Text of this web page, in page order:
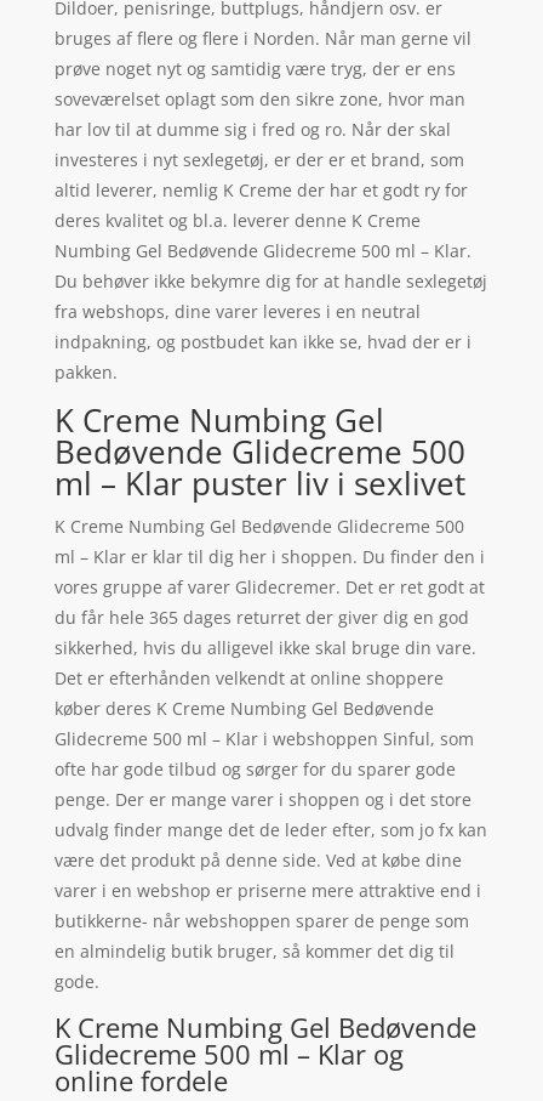
Dildoer, penisringe, buttplugs, håndjern osv. er
bruges af flere og flere i Norden. Når man gerne vil
prøve noget nyt og samtidig være tryg, der er ens
soveværelset oplagt som den sikre zone, hvor man
har lov til at dumme sig i fred og ro. Når der skal
investeres i nyt sexlegetøj, er der er et brand, som
altid leverer, nemlig K Creme der har et godt ry for
deres kvalitet og bl.a. leverer denne K Creme
Numbing Gel Bedøvende Glidecreme 500 ml – Klar.
Du behøver ikke bekymre dig for at handle sexlegetøj
fra webshops, dine varer leveres i en neutral
indpakning, og postbudet kan ikke se, hvad der er i
pakken.
K Creme Numbing Gel
Bedøvende Glidecreme 500
ml – Klar puster liv i sexlivet
K Creme Numbing Gel Bedøvende Glidecreme 500
ml – Klar er klar til dig her i shoppen. Du finder den i
vores gruppe af varer Glidecremer. Det er ret godt at
du får hele 365 dages returret der giver dig en god
sikkerhed, hvis du alligevel ikke skal bruge din vare.
Det er efterhånden velkendt at online shoppere
køber deres K Creme Numbing Gel Bedøvende
Glidecreme 500 ml – Klar i webshoppen Sinful, som
ofte har gode tilbud og sørger for du sparer gode
penge. Der er mange varer i shoppen og i det store
udvalg finder mange det de leder efter, som jo fx kan
være det produkt på denne side. Ved at købe dine
varer i en webshop er priserne mere attraktive end i
butikkerne- når webshoppen sparer de penge som
en almindelig butik bruger, så kommer det dig til
gode.
K Creme Numbing Gel Bedøvende
Glidecreme 500 ml – Klar og
online fordele